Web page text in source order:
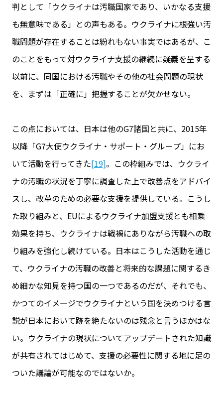
判として「ウクライナは汚職国家であり、いかなる支援
も無意味である」との声もある。ウクライナに根強い汚
職問題が存在することは紛れもない事実ではあるが、こ
のことをもって対ウクライナ支援の継続に疑義を呈する
以前に、同国における汚職やその他の社会問題の現状
を、まずは「正確に」把握することが欠かせない。
この点においては、日本は他のG7諸国と共に、2015年
以降「G7大使ウクライナ・サポート・グループ」にお
いて活動を行ってきた[19]。この枠組みでは、ウクライ
ナの汚職の状況を丁寧に調査した上で改善点をアドバイ
スし、改革のための必要な支援を提供している。こうし
た取り組みと、EUによるウクライナ加盟支援とも相乗
効果を持ち、ウクライナは戦禍にありながら汚職への取
り組みを強化し続けている。日本はこうした活動を通じ
て、ウクライナの汚職の改善と将来的な課題に関するき
め細かな知見を持つ国の一つであるのだが、それでも、
かつてのイメージでウクライナという国を決めつける言
説が日本において跡を絶たないのは残念と言うほかはな
い。ウクライナの現状についてアップデートされた知識
が共有されてはじめて、支援の必要性に関する地に足の
ついた議論が可能なのではないか。